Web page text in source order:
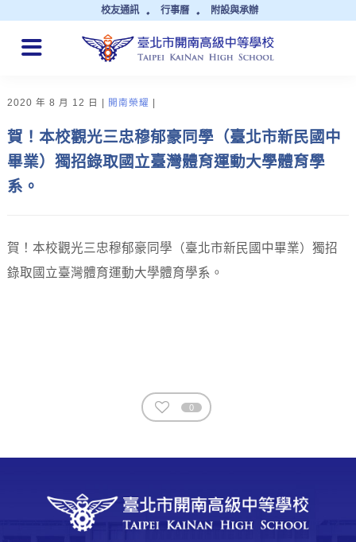
校友通訊 行事曆 附設與承辦
QUICK LINKS
2020 年 8 月 12 日 開南榮耀
賀！本校觀光三忠穆郁豪同學（臺北市新民國中
畢業）獨招錄取國立臺灣體育運動大學體育學
系。
賀！本校觀光三忠穆郁豪同學（臺北市新民國中畢業）獨招
錄取國立臺灣體育運動大學體育學系。
0